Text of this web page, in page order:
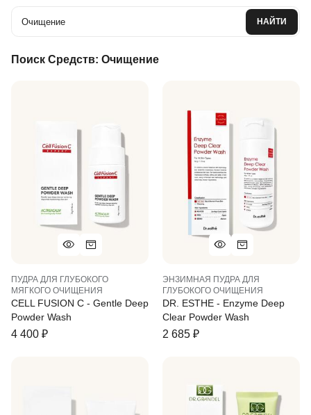
НАЙТИ
Поиск Средств: Очищение
ПУДРА ДЛЯ ГЛУБОКОГО
МЯГКОГО ОЧИЩЕНИЯ
CELL FUSION C - Gentle Deep
Powder Wash
4 400 ₽
ЭНЗИМНАЯ ПУДРА ДЛЯ
ГЛУБОКОГО ОЧИЩЕНИЯ
DR. ESTHE - Enzyme Deep
Clear Powder Wash
2 685 ₽